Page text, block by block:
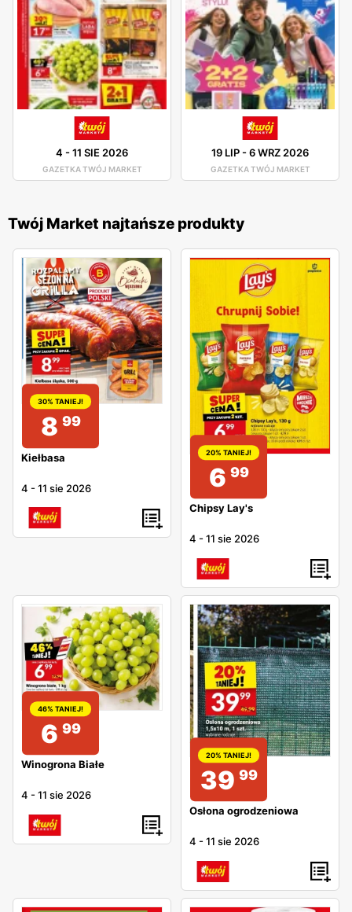
4 -11 SIE 2026
GAZETKA TWÓJ MARKET
19 LIP-6 WRZ 2026
GAZETKA TWÓJ MARKET
Twój Market najtańsze produkty
30% TANIEJ!
8 99
Kiełbasa
4 -11 sie 2026
20% TANIEJ!
6 99
Chipsy Lay's
4 -11 sie 2026
46% TANIEJ!
6 99
Winogrona Białe
4 -11 sie 2026
20% TANIEJ!
39 99
Osłona ogrodzeniowa
4 -11 sie 2026